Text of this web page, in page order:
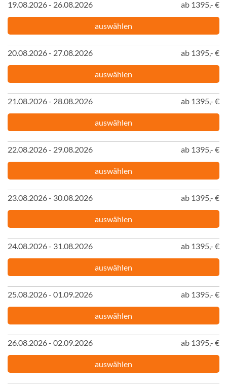
19.08.2026 - 26.08.2026 ab 1395,- €
auswählen
20.08.2026 - 27.08.2026 ab 1395,- €
auswählen
21.08.2026 - 28.08.2026 ab 1395,- €
auswählen
22.08.2026 - 29.08.2026 ab 1395,- €
auswählen
23.08.2026 - 30.08.2026 ab 1395,- €
auswählen
24.08.2026 - 31.08.2026 ab 1395,- €
auswählen
25.08.2026 - 01.09.2026 ab 1395,- €
auswählen
26.08.2026 - 02.09.2026 ab 1395,- €
auswählen